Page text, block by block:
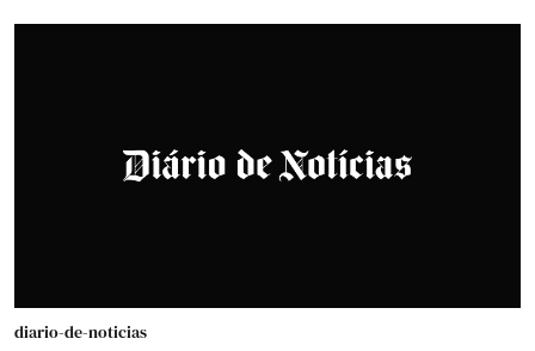
diario-de-noticias